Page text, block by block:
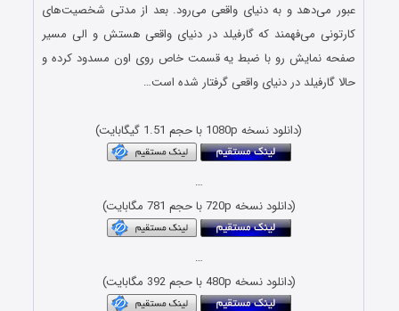
عبور می‌دهد و به دنیای واقعی می‌رود. بعد از مدتی شخصیت‌های
کارتونی می‌فهمند که گارفیلد در دنیای واقعی هستش و الی مسیر
صفحه نمایش رو با ضبط یه قسمت خاص روی اون مسدود کرده و
حالا گارفیلد در دنیای واقعی گرفتار شده است…
(دانلود نسخه 1080p با حجم 1.51 گیگابایت)
…
(دانلود نسخه 720p با حجم 781 مگابایت)
…
(دانلود نسخه 480p با حجم 392 مگابایت)